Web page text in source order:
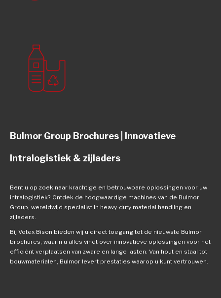
Bulmor Group Brochures | Innovatieve
Intralogistiek & zijladers
Bent u op zoek naar krachtige en betrouwbare oplossingen voor uw
intralogistiek? Ontdek de hoogwaardige machines van de Bulmor
Group, wereldwijd specialist in heavy-duty material handling en
zijladers.
Bij Votex Bison bieden wij u direct toegang tot de nieuwste Bulmor
brochures, waarin u alles vindt over innovatieve oplossingen voor het
efficiënt verplaatsen van zware en lange lasten. Van hout en staal tot
bouwmaterialen, Bulmor levert prestaties waarop u kunt vertrouwen.